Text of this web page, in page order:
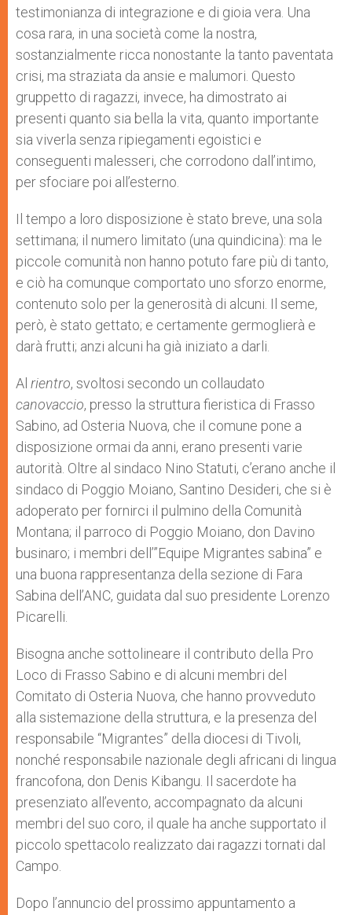
testimonianza di integrazione e di gioia vera. Una
cosa rara, in una società come la nostra,
sostanzialmente ricca nonostante la tanto paventata
crisi, ma straziata da ansie e malumori. Questo
gruppetto di ragazzi, invece, ha dimostrato ai
presenti quanto sia bella la vita, quanto importante
sia viverla senza ripiegamenti egoistici e
conseguenti malesseri, che corrodono dall’intimo,
per sfociare poi all’esterno.
Il tempo a loro disposizione è stato breve, una sola
settimana; il numero limitato (una quindicina): ma le
piccole comunità non hanno potuto fare più di tanto,
e ciò ha comunque comportato uno sforzo enorme,
contenuto solo per la generosità di alcuni. Il seme,
però, è stato gettato; e certamente germoglierà e
darà frutti; anzi alcuni ha già iniziato a darli.
Al rientro, svoltosi secondo un collaudato
canovaccio, presso la struttura fieristica di Frasso
Sabino, ad Osteria Nuova, che il comune pone a
disposizione ormai da anni, erano presenti varie
autorità. Oltre al sindaco Nino Statuti, c’erano anche il
sindaco di Poggio Moiano, Santino Desideri, che si è
adoperato per fornirci il pulmino della Comunità
Montana; il parroco di Poggio Moiano, don Davino
businaro; i membri dell’”Equipe Migrantes sabina” e
una buona rappresentanza della sezione di Fara
Sabina dell’ANC, guidata dal suo presidente Lorenzo
Picarelli.
Bisogna anche sottolineare il contributo della Pro
Loco di Frasso Sabino e di alcuni membri del
Comitato di Osteria Nuova, che hanno provveduto
alla sistemazione della struttura, e la presenza del
responsabile “Migrantes” della diocesi di Tivoli,
nonché responsabile nazionale degli africani di lingua
francofona, don Denis Kibangu. Il sacerdote ha
presenziato all’evento, accompagnato da alcuni
membri del suo coro, il quale ha anche supportato il
piccolo spettacolo realizzato dai ragazzi tornati dal
Campo.
Dopo l’annuncio del prossimo appuntamento a